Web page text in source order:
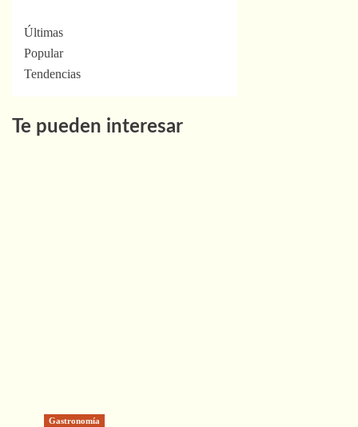
Últimas
Popular
Tendencias
Te pueden interesar
Gastronomía